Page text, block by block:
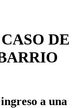
DE
a una